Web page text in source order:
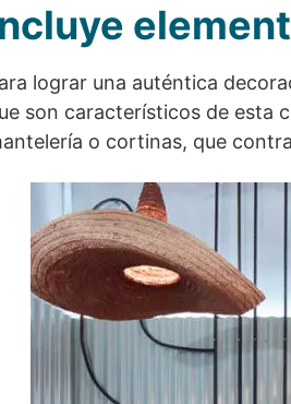
lograr una auténtica
son característicos de esta
o cortinas, que